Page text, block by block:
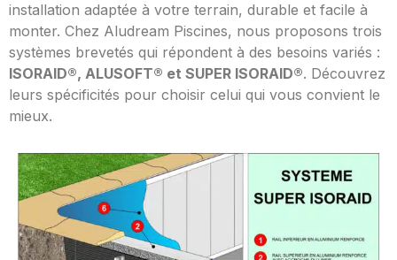
installation adaptée à votre terrain, durable et facile à
monter. Chez Aludream Piscines, nous proposons trois
systèmes brevetés qui répondent à des besoins variés :
ISORAID®, ALUSOFT® et SUPER ISORAID®. Découvrez
leurs spécificités pour choisir celui qui vous convient le
mieux.